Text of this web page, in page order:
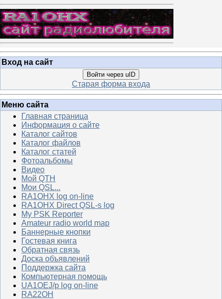
Вход на сайт
Войти через uID
Старая форма входа
Меню сайта
Главная страница
Информация о сайте
Каталог сайтов
Каталог файлов
Каталог статей
Фотоальбомы
Видео
Мой QTH
Мои QSL...
RA1OHX log on-line
RA1OHX Direct QSL-s log
My PSK Reporter
Amateur radio world map
Баннерные кнопки
Гостевая книга
Обратная связь
Доска объявлений
Поддержка сайта
Компьютерная помощь
UA1OEJ/p log on-line
RA22OH